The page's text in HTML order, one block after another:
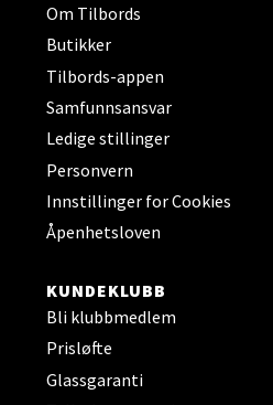
Om Tilbords
Butikker
Tilbords-appen
Samfunnsansvar
Ledige stillinger
Personvern
Innstillinger for Cookies
Åpenhetsloven
KUNDEKLUBB
Bli klubbmedlem
Prisløfte
Glassgaranti
Senter Steinkjer
Velg